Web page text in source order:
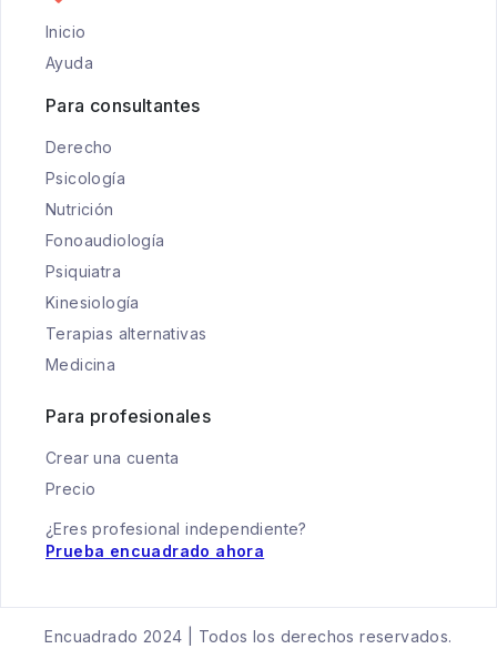
Inicio
Ayuda
Para consultantes
Derecho
Psicología
Nutrición
Fonoaudiología
Psiquiatra
Kinesiología
Terapias alternativas
Medicina
Para profesionales
Crear una cuenta
Precio
¿Eres profesional independiente?
Prueba encuadrado ahora
Encuadrado 2024 | Todos los derechos reservados.